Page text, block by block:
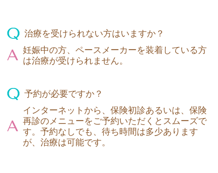
治療を受けられない方はいますか？
妊娠中の方、ペースメーカーを装着している方
は治療が受けられません。
予約が必要ですか？
インターネットから、保険初診あるいは、保険
再診のメニューをご予約いただくとスムーズで
す。予約なしでも、待ち時間は多少あります
が、治療は可能です。